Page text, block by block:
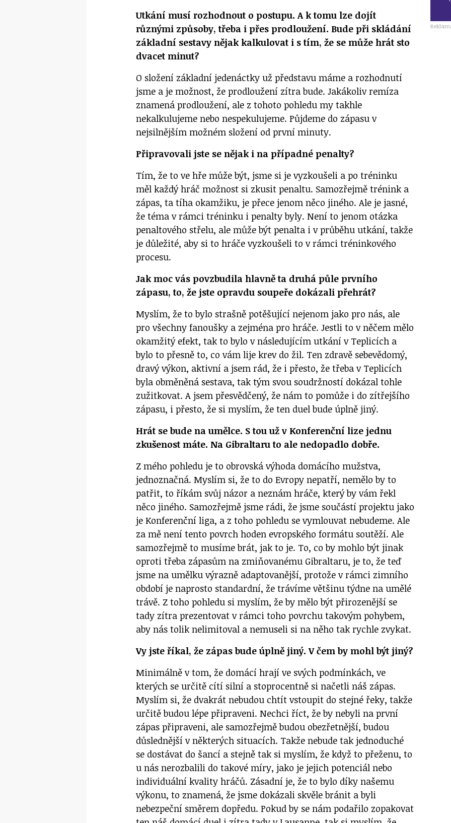
Utkání musí rozhodnout o postupu. A k tomu lze dojít
různými způsoby, třeba i přes prodloužení. Bude při skládání
základní sestavy nějak kalkulovat i s tím, že se může hrát sto
dvacet minut?
O složení základní jedenáctky už představu máme a rozhodnutí
jsme a je možnost, že prodloužení zítra bude. Jakákoliv remíza
znamená prodloužení, ale z tohoto pohledu my takhle
nekalkulujeme nebo nespekulujeme. Půjdeme do zápasu v
nejsilnějším možném složení od první minuty.
Připravovali jste se nějak i na případné penalty?
Tím, že to ve hře může být, jsme si je vyzkoušeli a po tréninku
měl každý hráč možnost si zkusit penaltu. Samozřejmě trénink a
zápas, ta tíha okamžiku, je přece jenom něco jiného. Ale je jasné,
že téma v rámci tréninku i penalty byly. Není to jenom otázka
penaltového střelu, ale může být penalta i v průběhu utkání, takže
je důležité, aby si to hráče vyzkoušeli to v rámci tréninkového
procesu.
Jak moc vás povzbudila hlavně ta druhá půle prvního
zápasu, to, že jste opravdu soupeře dokázali přehrát?
Myslím, že to bylo strašně potěšující nejenom jako pro nás, ale
pro všechny fanoušky a zejména pro hráče. Jestli to v něčem mělo
okamžitý efekt, tak to bylo v následujícím utkání v Teplicích a
bylo to přesně to, co vám lije krev do žil. Ten zdravě sebevědomý,
dravý výkon, aktivní a jsem rád, že i přesto, že třeba v Teplicích
byla obměněná sestava, tak tým svou soudržností dokázal tohle
zužitkovat. A jsem přesvědčený, že nám to pomůže i do zítřejšího
zápasu, i přesto, že si myslím, že ten duel bude úplně jiný.
Hrát se bude na umělce. S tou už v Konferenční lize jednu
zkušenost máte. Na Gibraltaru to ale nedopadlo dobře.
Z mého pohledu je to obrovská výhoda domácího mužstva,
jednoznačná. Myslím si, že to do Evropy nepatří, nemělo by to
patřit, to říkám svůj názor a neznám hráče, který by vám řekl
něco jiného. Samozřejmě jsme rádi, že jsme součástí projektu jako
je Konferenční liga, a z toho pohledu se vymlouvat nebudeme. Ale
za mě není tento povrch hoden evropského formátu soutěží. Ale
samozřejmě to musíme brát, jak to je. To, co by mohlo být jinak
oproti třeba zápasům na zmiňovanému Gibraltaru, je to, že teď
jsme na umělku výrazně adaptovanější, protože v rámci zimního
období je naprosto standardní, že trávíme většinu týdne na umělé
trávě. Z toho pohledu si myslím, že by mělo být přirozenější se
tady zítra prezentovat v rámci toho povrchu takovým pohybem,
aby nás tolik nelimitoval a nemuseli si na něho tak rychle zvykat.
Vy jste říkal, že zápas bude úplně jiný. V čem by mohl být jiný?
Minimálně v tom, že domácí hrají ve svých podmínkách, ve
kterých se určitě cítí silní a stoprocentně si načetli náš zápas.
Myslím si, že dvakrát nebudou chtít vstoupit do stejné řeky, takže
určitě budou lépe připraveni. Nechci říct, že by nebyli na první
zápas připraveni, ale samozřejmě budou obezřetnější, budou
důslednější v některých situacích. Takže nebude tak jednoduché
se dostávat do šancí a stejně tak si myslím, že když to přeženu, to
u nás nerozbalili do takové míry, jako je jejich potenciál nebo
individuální kvality hráčů. Zásadní je, že to bylo díky našemu
výkonu, to znamená, že jsme dokázali skvěle bránit a byli
nebezpeční směrem dopředu. Pokud by se nám podařilo zopakovat